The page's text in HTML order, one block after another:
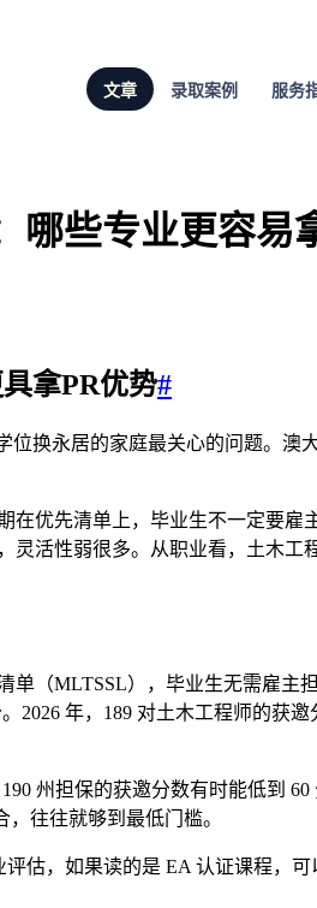
文章 录取案例 服务
哪些专业更容易
拿PR优势#
换永居的家庭最关心的问题。澳
优先清单上，毕业生不一定要
活性弱很多。从职业看，土木工
（MLTSSL），毕业生无需雇主
2026 年，189 对土木工程师的获
州担保的获邀分数有时能低到
往往就够到最低门槛。
估，如果读的是 EA 认证课程